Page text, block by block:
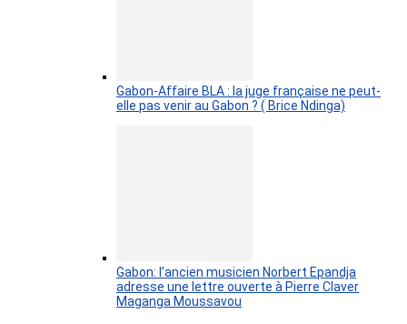
Gabon-Affaire BLA : la juge française ne peut-
elle pas venir au Gabon ? ( Brice Ndinga)
Gabon: l’ancien musicien Norbert Epandja
adresse une lettre ouverte à Pierre Claver
Maganga Moussavou